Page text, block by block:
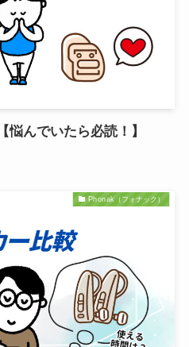
んでいたら必読！】
Phonak（フォナック）